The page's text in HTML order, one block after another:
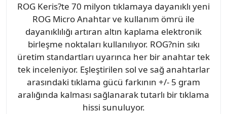
ROG Keris?te 70 milyon tıklamaya dayanıklı yeni
ROG Micro Anahtar ve kullanım ömrü ile
dayanıklılığı artıran altın kaplama elektronik
birleşme noktaları kullanılıyor. ROG?nin sıkı
üretim standartları uyarınca her bir anahtar tek
tek inceleniyor. Eşleştirilen sol ve sağ anahtarlar
arasındaki tıklama gücü farkının +/- 5 gram
aralığında kalması sağlanarak tutarlı bir tıklama
hissi sunuluyor.